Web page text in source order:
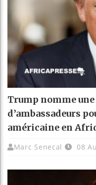
Trump nomme
d’ambassadeurs
américaine en
Marc Senecal 08